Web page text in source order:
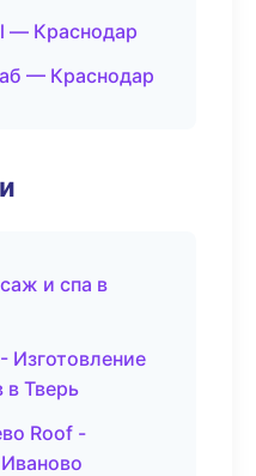
— Краснодар
— Краснодар
и спа в
в Тверь
Roof -